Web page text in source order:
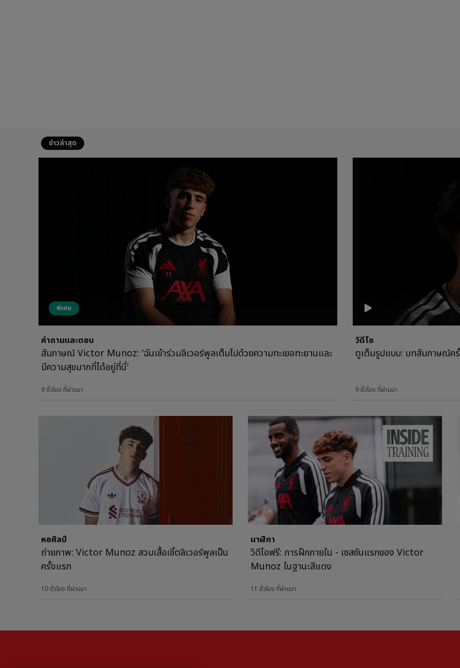
ข่าวล่าสุด
พิเศษ
คำถามและตอบ
สัมภาษณ์ Victor Munoz: 'ฉันเข้าร่วมลิเวอร์พูลเต็มไปด้วยความทะเยอทะยานและ
มีความสุขมากที่ได้อยู่ที่นี่'
9 ชั่วโมง ที่ผ่านมา
วิดีโอ
ดูเต็มรูปแบบ: บทสัมภาษณ์
9 ชั่วโมง ที่ผ่านมา
หอศิลป์
ถ่ายภาพ: Victor Munoz สวมเสื้อเชิ้ตลิเวอร์พูลเป็น
ครั้งแรก
10 ชั่วโมง ที่ผ่านมา
นาฬิกา
วิดีโอฟรี: การฝึกภายใน - เซสชันแรกของ Victor
Munoz ในฐานะสีแดง
11 ชั่วโมง ที่ผ่านมา